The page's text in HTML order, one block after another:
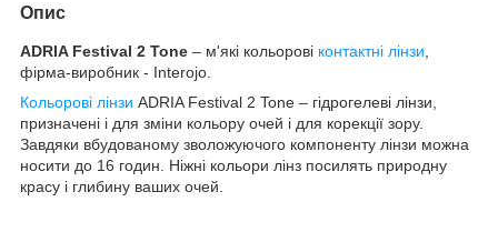
Опис
ADRIA Festival 2 Tone – м'які кольорові контактні лінзи
фірма-виробник - Interojo.
Кольорові лінзи ADRIA Festival 2 Tone – гідрогелеві лінзи,
призначені і для зміни кольору очей і для корекції зору.
Завдяки вбудованому зволожуючого компоненту лінзи можна
носити до 16 годин. Ніжні кольори лінз посилять природну
красу і глибину ваших очей.